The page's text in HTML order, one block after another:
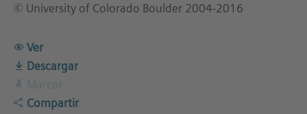
© University of Colorado Boulder 2004-2016
Ver
Descargar
Compartir